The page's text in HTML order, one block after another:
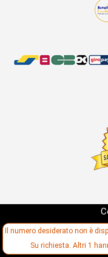
Il numero desiderato non è
Su richiesta. Altri 1